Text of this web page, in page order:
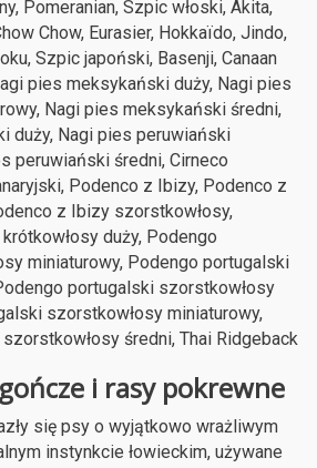
Pomeranian, Szpic włoski, Akita,
Chow, Eurasier, Hokkaïdo, Jindo,
Szpic japoński, Basenji, Canaan
pies meksykański duży, Nagi pies
Nagi pies meksykański średni,
duży, Nagi pies peruwiański
peruwiański średni, Cirneco
Podenco z Ibizy, Podenco z
z Ibizy szorstkowłosy,
duży, Podengo
miniaturowy, Podengo portugalski
portugalski szorstkowłosy
szorstkowłosy miniaturowy,
średni, Thai Ridgeback
i rasy pokrewne
się psy o wyjątkowo wrażliwym
instynkcie łowieckim, używane